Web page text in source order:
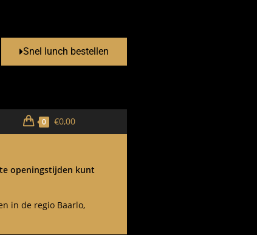
Snel lunch bestellen
0 €0,00
openingstijden kunt
in de regio Baarlo,